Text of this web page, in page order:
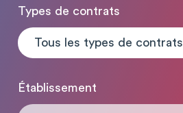
Types de contrats
Tous les types de contrats
Établissement